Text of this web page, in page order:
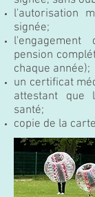
l'autorisation
signée;
pension
chaque année);
un certificat
attestant que
santé;
copie de la